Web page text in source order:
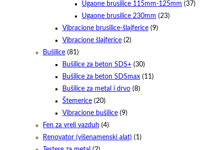
Ugaone brusilice 115mm-125mm (37)
Ugaone brusilice 230mm (23)
Vibracione brusilice-šlajferice (9)
Vibracione šlajferice (2)
Bušilice (81)
Bušilice za beton SDS+ (30)
Bušilice za beton SDSmax (11)
Bušilice za metal i drvo (8)
Štemerice (20)
Vibracione bušilice (9)
Fen za vreli vazduh (4)
Renovator (višenamenski alat) (1)